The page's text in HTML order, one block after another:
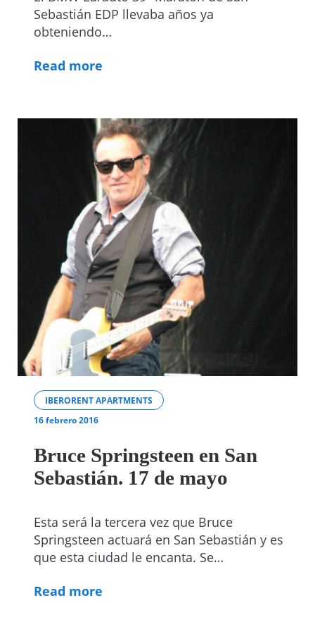
Sebastián EDP llevaba años ya
obteniendo…
Read more
IBERORENT APARTMENTS
16 febrero 2016
Bruce Springsteen en San
Sebastián. 17 de mayo
Esta será la tercera vez que Bruce
Springsteen actuará en San Sebastián y es
que esta ciudad le encanta. Se…
Read more